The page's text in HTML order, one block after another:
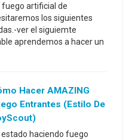
artificial de
los siguientes
ver el siguiemte
aprendemos a hacer un
Hacer AMAZING
Entrantes (estilo De
estado haciendo fuego